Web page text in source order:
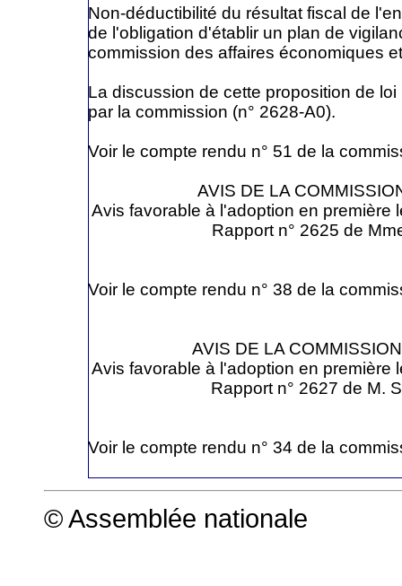
Non-déductibilité du résultat fiscal de
de l'obligation d'établir un plan de
commission des affaires économiques
La discussion de cette proposition de
par la commission (n° 2628-A0).
Voir le compte rendu n° 51 de la
AVIS DE LA
Avis favorable à l'adoption en première
Rapport n° 2625 de
Voir le compte rendu n° 38 de la
AVIS DE LA
Avis favorable à l'adoption en première
Rapport n° 2627 de M.
Voir le compte rendu n° 34 de la
© Assemblée nationale